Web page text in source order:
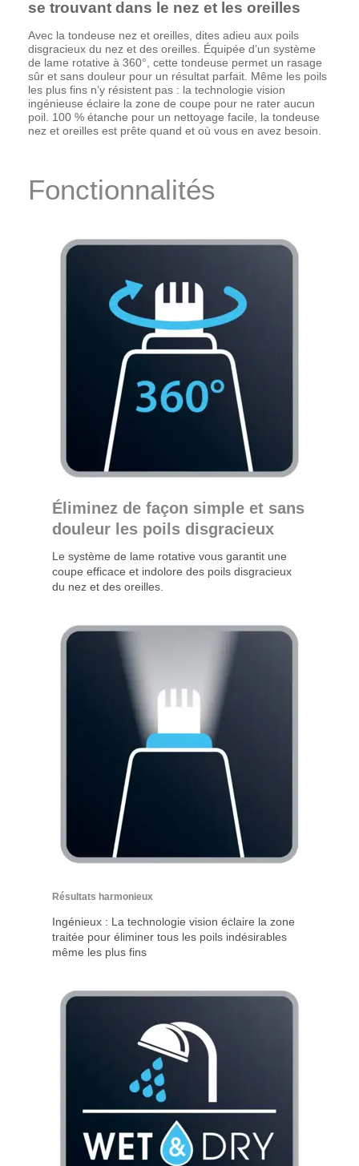
se trouvant dans le nez et les oreilles
Avec la tondeuse nez et oreilles, dites adieu aux poils
disgracieux du nez et des oreilles. Équipée d’un système
de lame rotative à 360°, cette tondeuse permet un rasage
sûr et sans douleur pour un résultat parfait. Même les poils
les plus fins n’y résistent pas : la technologie vision
ingénieuse éclaire la zone de coupe pour ne rater aucun
poil. 100 % étanche pour un nettoyage facile, la tondeuse
nez et oreilles est prête quand et où vous en avez besoin.
Fonctionnalités
Éliminez de façon simple et sans
douleur les poils disgracieux
Le système de lame rotative vous garantit une
coupe efficace et indolore des poils disgracieux
du nez et des oreilles.
Résultats harmonieux
Ingénieux : La technologie vision éclaire la zone
traitée pour éliminer tous les poils indésirables
même les plus fins